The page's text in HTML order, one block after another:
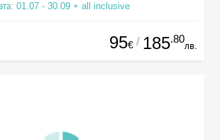
01.07 - 30.09 + all inclusive
95€ / 185.80
лв.